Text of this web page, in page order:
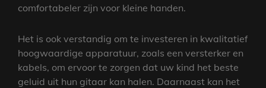
comfortabeler zijn voor kleine handen.
Het is ook verstandig om te investeren in kwalitatief
hoogwaardige apparatuur, zoals een versterker en
kabels, om ervoor te zorgen dat uw kind het beste
geluid uit hun gitaar kan halen. Daarnaast kan het